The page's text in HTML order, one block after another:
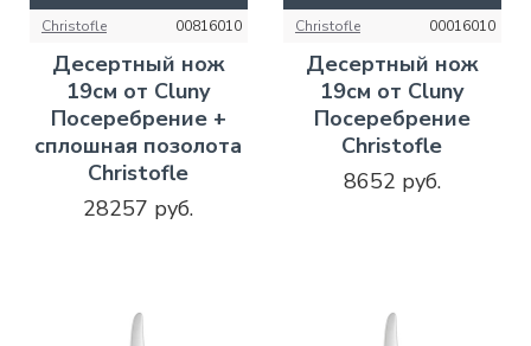
Christofle 00816010
Десертный нож
19см от Cluny
Посеребрение +
сплошная позолота
Christofle
28257 руб.
Christofle 00016010
Десертный нож
19см от Cluny
Посеребрение
Christofle
8652 руб.